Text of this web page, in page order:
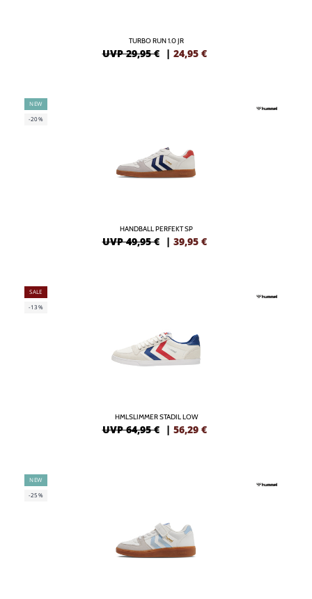
TURBO RUN 1.0 JR
UVP 29,95 € | 24,95 €
NEW
-20%
HANDBALL PERFEKT SP
UVP 49,95 € | 39,95 €
SALE
-13%
HMLSLIMMER STADIL LOW
UVP 64,95 € | 56,29 €
NEW
-25%